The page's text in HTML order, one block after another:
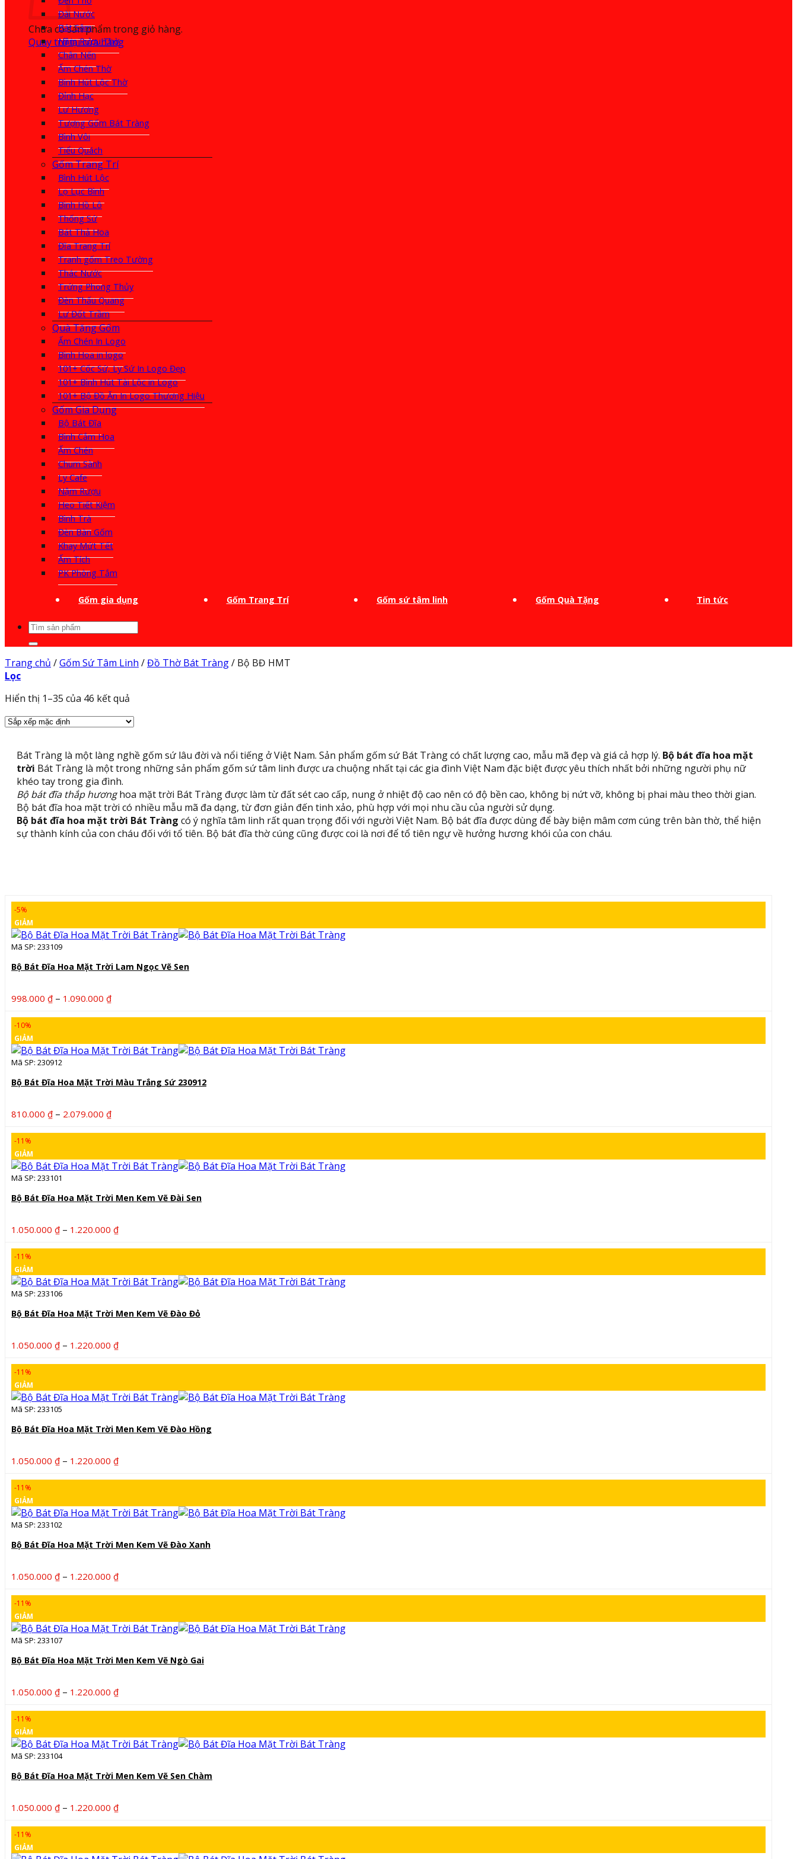
Chưa có sản phẩm trong giỏ hàng.
Quay trở lại cửa hàng
Đài Nước
Bát Sâm
Nậm Rượu Thờ
Chân Nến
Ấm Chén Thờ
Bình Hút Lộc Thờ
Đỉnh Hạc
Lư Hương
Tượng Gốm Bát Tràng
Bình Vôi
Tiểu Quách
Gốm Trang Trí
Bình Hút Lộc
Lọ Lục Bình
Bình Hồ Lô
Thống Sứ
Bát Thả Hoa
Đĩa Trang Trí
Tranh gốm Treo Tường
Thác Nước
Trứng Phong Thủy
Đèn Thấu Quang
Lư Đốt Trầm
Quà Tặng Gốm
Ấm Chén In Logo
Bình Hoa in logo
101+ Cốc Sứ, Ly Sứ In Logo Đẹp
101+ Bình Hút Tài Lộc in Logo
101+ Bộ Đồ Ăn In Logo Thương Hiệu
Gốm Gia Dụng
Bộ Bát Đĩa
Bình Cắm Hoa
Ấm Chén
Chum Sành
Ly Cafe
Nậm Rượu
Heo Tiết Kiệm
Bình Trà
Đèn Bàn Gốm
Khay Mứt Tết
Ấm Tích
PK Phòng Tắm
Gốm gia dụng Gốm Trang Trí Gốm sứ tâm linh Gốm Quà Tặng Tin tức
Tìm
kiếm:
Trang chủ /Gốm Sứ Tâm Linh /Đồ Thờ Bát Tràng/ Bộ BĐ HMT
Lọc
Hiển thị 1–35 của 46 kết quả
Bát Tràng là một làng nghề gốm sứ lâu đời và nổi tiếng ở Việt Nam. Sản phẩm gốm sứ Bát Tràng có chất lượng cao, mẫu mã đẹp và giá cả hợp lý. Bộ bát đĩa hoa mặt
trời Bát Tràng là một trong những sản phẩm gốm sứ tâm linh được ưa chuộng nhất tại các gia đình Việt Nam đặc biệt được yêu thích nhất bởi những người phụ nữ
khéo tay trong gia đình.
Bộ bát đĩa thắp hươnghoa mặt trời Bát Tràng được làm từ đất sét cao cấp, nung ở nhiệt độ cao nên có độ bền cao, không bị nứt vỡ, không bị phai màu theo thời gian.
Bộ bát đĩa hoa mặt trời có nhiều mẫu mã đa dạng, từ đơn giản đến tinh xảo, phù hợp với mọi nhu cầu của người sử dụng.
Bộ bát đĩa hoa mặt trời Bát Tràng có ý nghĩa tâm linh rất quan trọng đối với người Việt Nam. Bộ bát đĩa được dùng để bày biện mâm cơm cúng trên bàn thờ, thể hiện
sự thành kính của con cháu đối với tổ tiên. Bộ bát đĩa thờ cúng cũng được coi là nơi để tổ tiên ngự về hưởng hương khói của con cháu.
-5%
GIẢM
Mã SP: 233109
Bộ Bát Đĩa Hoa Mặt Trời Lam Ngọc Vẽ Sen
998.000 ₫ – 1.090.000 ₫Khoảng
đến
-10%
GIẢM
Mã SP: 230912
Bộ Bát Đĩa Hoa Mặt Trời Màu Trắng Sứ 230912
810.000 ₫ – 2.079.000 ₫Khoảng
đến
-11%
GIẢM
Mã SP: 233101
Bộ Bát Đĩa Hoa Mặt Trời Men Kem Vẽ Đài Sen
1.050.000 ₫ – 1.220.000 ₫Khoảng
đến
-11%
GIẢM
Mã SP: 233106
Bộ Bát Đĩa Hoa Mặt Trời Men Kem Vẽ Đào Đỏ
1.050.000 ₫ – 1.220.000 ₫Khoảng
đến
-11%
GIẢM
Mã SP: 233105
Bộ Bát Đĩa Hoa Mặt Trời Men Kem Vẽ Đào Hồng
1.050.000 ₫ – 1.220.000 ₫Khoảng
đến
-11%
GIẢM
Mã SP: 233102
Bộ Bát Đĩa Hoa Mặt Trời Men Kem Vẽ Đào Xanh
1.050.000 ₫ – 1.220.000 ₫Khoảng
đến
-11%
GIẢM
Mã SP: 233107
Bộ Bát Đĩa Hoa Mặt Trời Men Kem Vẽ Ngò Gai
1.050.000 ₫ – 1.220.000 ₫Khoảng
đến
-11%
GIẢM
Mã SP: 233104
Bộ Bát Đĩa Hoa Mặt Trời Men Kem Vẽ Sen Chàm
1.050.000 ₫ – 1.220.000 ₫Khoảng
-11%
GIẢM